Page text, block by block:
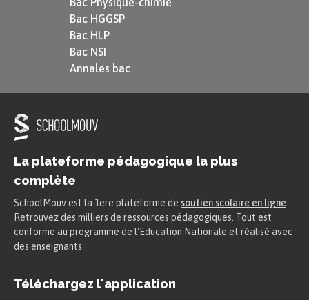
Bac HGGSP
Bac HLP
Bac NSI
Annales bac
La plateforme pédagogique la plus
complète
SchoolMouv est la 1ere plateforme de soutien scolaire en ligne
Retrouvez des milliers de ressources pédagogiques. Tout est
conforme au programme de l'Education Nationale et réalisé avec
des enseignants.
Téléchargez l'application